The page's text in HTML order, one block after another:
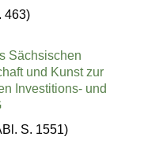
463)
Sächsischen
und Kunst zur
Investitions- und
S. 1551)